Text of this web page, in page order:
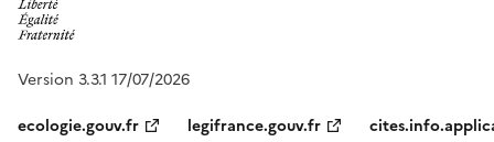
Version 3.3.1 17/07/2026
ecologie.gouv.fr
legifrance.gouv.fr